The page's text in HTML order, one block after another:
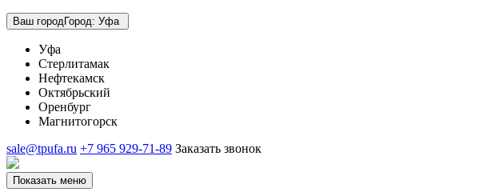
Ваш городГород: Уфа
Уфа
Стерлитамак
Нефтекамск
Октябрьский
Оренбург
Магнитогорск
sale@tpufa.ru +7 965 929-71-89 Заказать звонок
Показать меню